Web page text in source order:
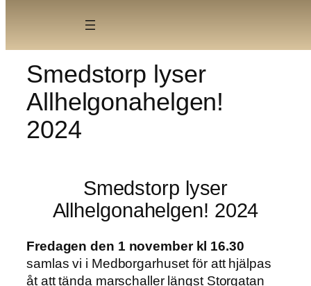
to
contentSmedstorp lyser
Allhelgonahelgen!
2024
Smedstorp lyser
Allhelgonahelgen! 2024
Fredagen den 1 november kl 16.30
samlas vi i Medborgarhuset för att hjälpas
åt att tända marschaller längst Storgatan